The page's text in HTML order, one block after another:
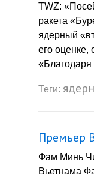
TWZ:
ракета
ядерный
его оценке,
«Благодаря
Теги:
Премьер
Фам Минь
Вьетнама